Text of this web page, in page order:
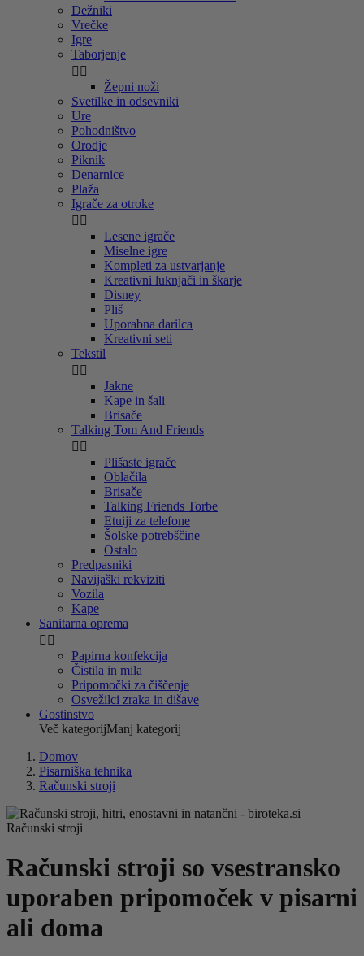
Dežniki
Vrečke
Igre
Taborjenje
 
Žepni noži
Svetilke in odsevniki
Ure
Pohodništvo
Orodje
Piknik
Denarnice
Plaža
Igrače za otroke
 
Lesene igrače
Miselne igre
Kompleti za ustvarjanje
Kreativni luknjači in škarje
Disney
Pliš
Uporabna darilca
Kreativni seti
Tekstil
 
Jakne
Kape in šali
Brisače
Talking Tom And Friends
 
Plišaste igrače
Oblačila
Brisače
Talking Friends Torbe
Etuiji za telefone
Šolske potrebščine
Ostalo
Predpasniki
Navijaški rekviziti
Vozila
Kape
Sanitarna oprema
 
Papirna konfekcija
Čistila in mila
Pripomočki za čiščenje
Osvežilci zraka in dišave
Gostinstvo
Več kategorijManj kategorij
Domov
Pisarniška tehnika
Računski stroji
Računski stroji
Računski stroji so vsestransko
uporaben pripomoček v pisarni
ali doma